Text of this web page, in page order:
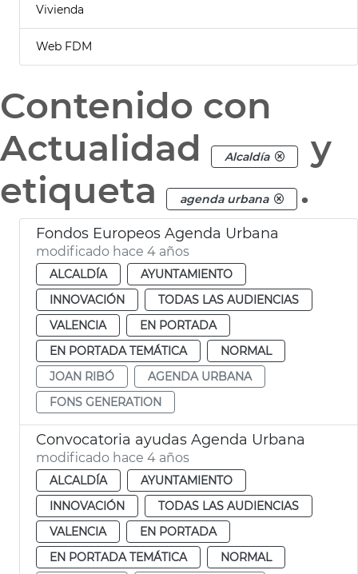
Vivienda
Web FDM
Contenido con
Actualidad
Alcaldía
y
etiqueta
agenda urbana .
Fondos Europeos Agenda Urbana
modificado hace 4 años
ALCALDÍA
AYUNTAMIENTO
INNOVACIÓN
TODAS LAS AUDIENCIAS
VALENCIA
EN PORTADA
EN PORTADA TEMÁTICA
NORMAL
JOAN RIBÓ
AGENDA URBANA
FONS GENERATION
Convocatoria ayudas Agenda Urbana
modificado hace 4 años
ALCALDÍA
AYUNTAMIENTO
INNOVACIÓN
TODAS LAS AUDIENCIAS
VALENCIA
EN PORTADA
EN PORTADA TEMÁTICA
NORMAL